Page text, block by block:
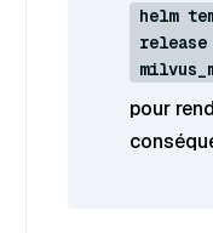
helm
pour